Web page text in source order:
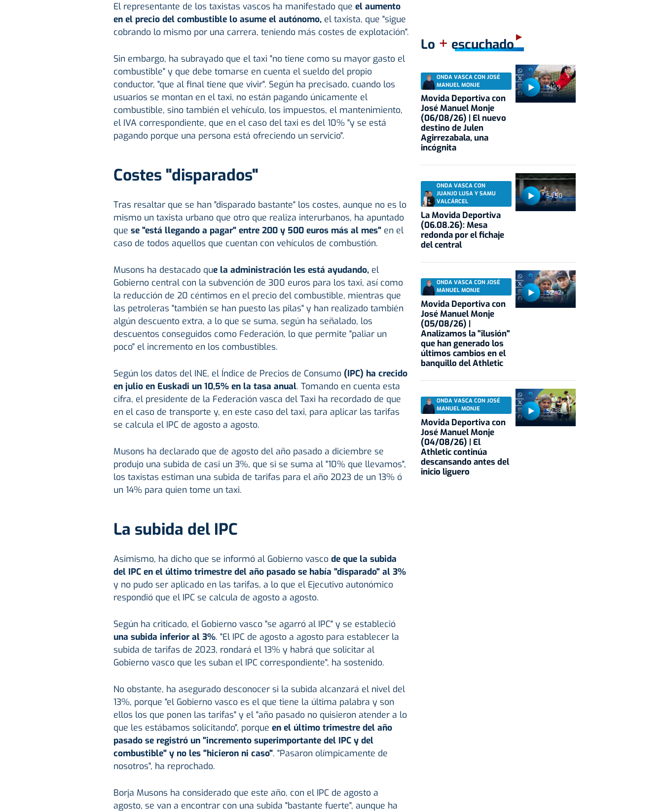
El representante de los taxistas vascos ha manifestado que el aumento
en el precio del combustible lo asume el autónomo,el taxista, que "sigue
cobrando lo mismo por una carrera, teniendo más costes de explotación".
Sin embargo, ha subrayado que el taxi "no tiene como su mayor gasto el
combustible" y que debe tomarse en cuenta el sueldo del propio
conductor, "que al final tiene que vivir". Según ha precisado, cuando los
usuarios se montan en el taxi, no están pagando únicamente el
combustible, sino también el vehículo, los impuestos, el mantenimiento,
el IVA correspondiente, que en el caso del taxi es del 10% "y se está
pagando porque una persona está ofreciendo un servicio".
Costes "disparados"
Tras resaltar que se han "disparado bastante" los costes, aunque no es lo
mismo un taxista urbano que otro que realiza interurbanos, ha apuntado
que se "está llegando a pagar" entre 200 y 500 euros más al mes" en el
caso de todos aquellos que cuentan con vehículos de combustión.
Musons ha destacado que la administración les está ayudando, el
Gobierno central con la subvención de 300 euros para los taxi, así como
la reducción de 20 céntimos en el precio del combustible, mientras que
las petroleras "también se han puesto las pilas" y han realizado también
algún descuento extra, a lo que se suma, según ha señalado, los
descuentos conseguidos como Federación, lo que permite "paliar un
poco" el incremento en los combustibles.
Según los datos del INE, el Índice de Precios de Consumo(IPC) ha crecido
en julio en Euskadi un 10,5% en la tasa anual. Tomando en cuenta esta
cifra, el presidente de la Federación vasca del Taxi ha recordado de que
en el caso de transporte y, en este caso del taxi, para aplicar las tarifas
se calcula el IPC de agosto a agosto.
Musons ha declarado que de agosto del año pasado a diciembre se
produjo una subida de casi un 3%, que si se suma al "10% que llevamos",
los taxistas estiman una subida de tarifas para el año 2023 de un 13% ó
un 14% para quien tome un taxi.
La subida del IPC
Asimismo, ha dicho que se informó al Gobierno vasco de que la subida
del IPC en el último trimestre del año pasado se había "disparado" al 3%
y no pudo ser aplicado en las tarifas, a lo que el Ejecutivo autonómico
respondió que el IPC se calcula de agosto a agosto.
Según ha criticado, el Gobierno vasco "se agarró al IPC" y se estableció
una subida inferior al 3%. "El IPC de agosto a agosto para establecer la
subida de tarifas de 2023, rondará el 13% y habrá que solicitar al
Gobierno vasco que les suban el IPC correspondiente", ha sostenido.
No obstante, ha asegurado desconocer si la subida alcanzará el nivel del
13%, porque "el Gobierno vasco es el que tiene la última palabra y son
ellos los que ponen las tarifas" y el "año pasado no quisieron atender a lo
que les estábamos solicitando", porque en el último trimestre del año
pasado se registró un "incremento superimportante del IPC y del
combustible" y no les "hicieron ni caso". "Pasaron olímpicamente de
nosotros", ha reprochado.
Borja Musons ha considerado que este año, con el IPC de agosto a
agosto, se van a encontrar con una subida "bastante fuerte", aunque ha
Lo + escuchado
51:59
ONDA VASCA CON JOSÉ
MANUEL MONJE
Movida Deportiva con
José Manuel Monje
(06/08/26) | El nuevo
destino de Julen
Agirrezabala, una
incógnita
54:50
ONDA VASCA CON
JUANJO LUSA Y SAMU
VALCÁRCEL
La Movida Deportiva
(06.08.26): Mesa
redonda por el fichaje
del central
52:42
ONDA VASCA CON JOSÉ
MANUEL MONJE
Movida Deportiva con
José Manuel Monje
(05/08/26) |
Analizamos la "ilusión"
que han generado los
últimos cambios en el
banquillo del Athletic
52:38
ONDA VASCA CON JOSÉ
MANUEL MONJE
Movida Deportiva con
José Manuel Monje
(04/08/26) | El
Athletic continúa
descansando antes del
inicio liguero